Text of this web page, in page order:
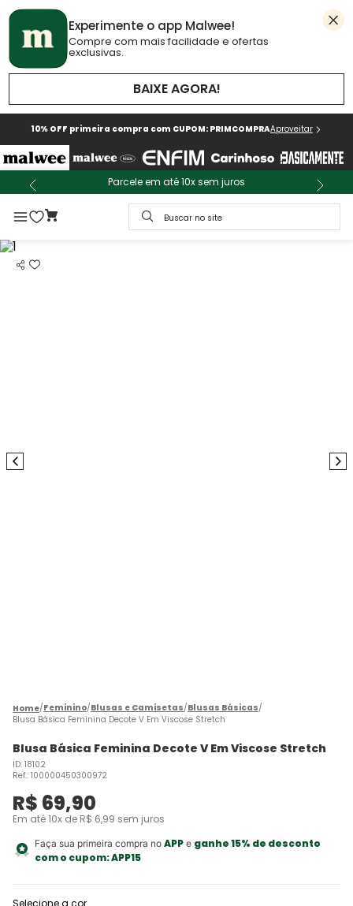
Experimente o app Malwee!
Compre com mais facilidade e ofertas
exclusivas.
BAIXE AGORA!
10% OFF primeira compra com CUPOM: PRIMCOMPRAAproveitar
Parcele em até 10x sem juros
Buscar no site
Feminino Blusas e Camisetas Blusas Básicas
Blusa Básica Feminina Decote V Em Viscose Stretch
Blusa Básica Feminina Decote V Em Viscose Stretch
ID: 18102
Ref.: 100000450300972
R$ 69,90
Em até10x de R$ 6,99 sem juros
Faça sua primeira compra no APPe ganhe 15% de desconto
com o cupom:APP15
Selecione a cor